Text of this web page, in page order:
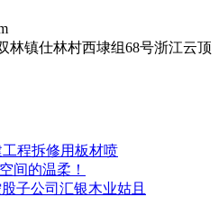
林镇仕林村西埭组68号浙江云顶
程拆修用板材喷
间的温柔！
子公司汇银木业姑且